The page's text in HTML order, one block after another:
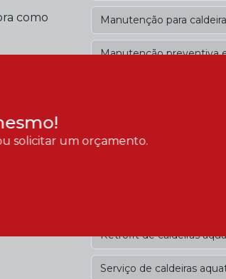
como
solicitar um orçamento.
Manutenção para
Manutenção preventiva
Processo caldeira de
Retrofit de caldeiras
Serviço de caldeiras